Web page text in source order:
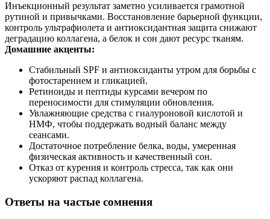
Инъекционный результат заметно усиливается грамотной
рутиной и привычками. Восстановление барьерной функции,
контроль ультрафиолета и антиоксидантная защита снижают
деградацию коллагена, а белок и сон дают ресурс тканям.
Домашние акценты:
Стабильный SPF и антиоксиданты утром для борьбы с
фотостарением и гликацией.
Ретиноиды и пептиды курсами вечером по
переносимости для стимуляции обновления.
Увлажняющие средства с гиалуроновой кислотой и
НМФ, чтобы поддержать водный баланс между
сеансами.
Достаточное потребление белка, воды, умеренная
физическая активность и качественный сон.
Отказ от курения и контроль стресса, так как они
ускоряют распад коллагена.
Ответы на частые сомнения